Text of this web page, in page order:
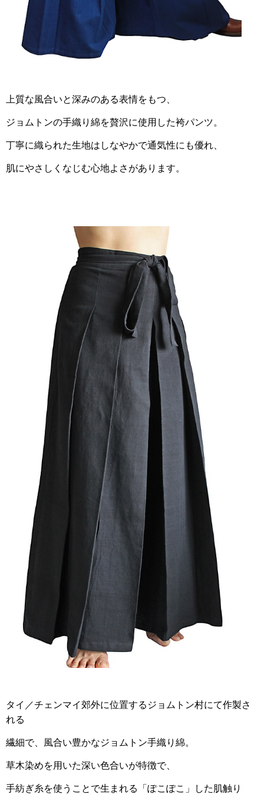
上質な風合いと深みのある表情をもつ、
ジョムトンの手織り綿を贅沢に使用した袴パンツ。
丁寧に織られた生地はしなやかで通気性にも優れ、
肌にやさしくなじむ心地よさがあります。
タイ／チェンマイ郊外に位置するジョムトン村にて作製さ
れる
繊細で、風合い豊かなジョムトン手織り綿。
草木染めを用いた深い色合いが特徴で、
手紡ぎ糸を使うことで生まれる「ぽこぽこ」した肌触り